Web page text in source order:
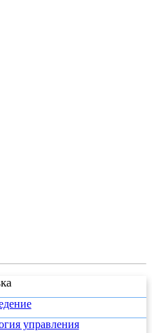
управления